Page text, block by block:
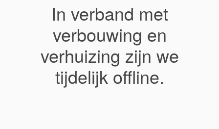
In verband met
verbouwing en
verhuizing zijn we
tijdelijk offline.